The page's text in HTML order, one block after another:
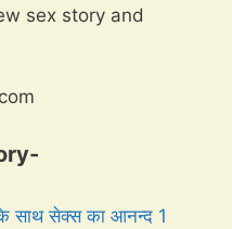
sex story and
साथ सेक्स का आनन्द 1